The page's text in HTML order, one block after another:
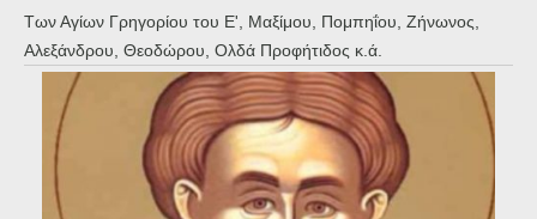
Των Αγίων Γρηγορίου του Ε', Μαξίμου, Πομπηΐου, Ζήνωνος,
Αλεξάνδρου, Θεοδώρου, Ολδά Προφήτιδος κ.ά.